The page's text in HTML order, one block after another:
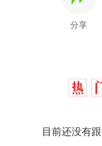
分享
目前还没有